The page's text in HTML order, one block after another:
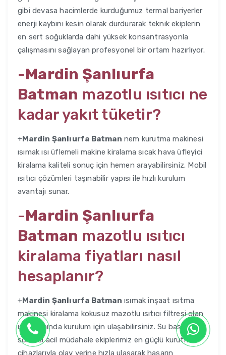
gibi devasa hacimlerde kurduğumuz termal bariyerler
enerji kaybını kesin olarak durdurarak teknik ekiplerin
en sert soğuklarda dahi yüksek konsantrasyonla
çalışmasını sağlayan profesyonel bir ortam hazırlıyor.
-Mardin Şanlıurfa
Batman mazotlu ısıtıcı ne
kadar yakıt tüketir?
+Mardin Şanlıurfa Batman nem kurutma makinesi
ısımak ısı üflemeli makine kiralama sıcak hava üfleyici
kiralama kaliteli sonuç için hemen arayabilirsiniz. Mobil
ısıtıcı çözümleri taşınabilir yapısı ile hızlı kurulum
avantajı sunar.
-Mardin Şanlıurfa
Batman mazotlu ısıtıcı
kiralama fiyatları nasıl
hesaplanır?
+Mardin Şanlıurfa Batman ısımak inşaat ısıtma
makinesi kiralama kokusuz mazotlu ısıtıcı filtresi olan
ısıtıcı anında kurulum için ulaşabilirsiniz. Su baskını
sonrası acil müdahale ekiplerimiz en güçlü kurutma
cihazlarıyla olay yerine hızla ulaşarak hasarın